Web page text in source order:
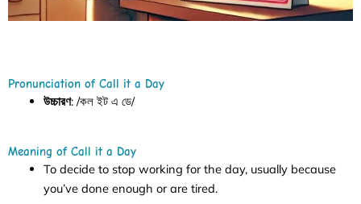
Pronunciation of Call it a Day
উচ্চারণ: /কল ইট এ ডে/
Meaning of Call it a Day
To decide to stop working for the day, usually because
you’ve done enough or are tired.